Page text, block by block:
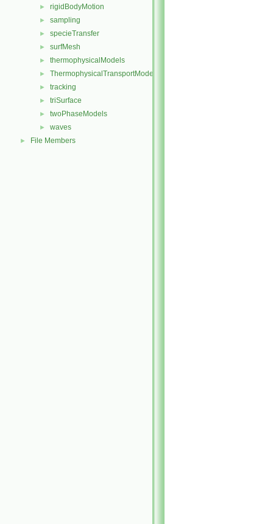
► rigidBodyMotion
► sampling
► specieTransfer
► surfMesh
► thermophysicalModels
► ThermophysicalTransportModels
► tracking
► triSurface
► twoPhaseModels
► waves
► File Members